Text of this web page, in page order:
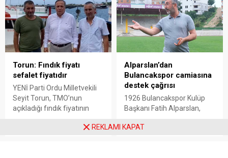
300 liraya ulaştığı bir
dönemde Ankara’ya 240
liralık fiyat teklifi
götürüldüğü iddiasını
gündeme getiren Sarı,
Giresun milletvekillerini açık
ve net bir cevap vermeye
çağırdı.
nitelendirdi. Artışın yıllık
enflasyonun altında kaldığını
belirten Şenyürek, kararın
üreticiyi değil tekelleri
koruduğunu savundu.
Torun: Fındık fiyatı
sefalet fiyatıdır
YENİ Parti Ordu Milletvekili
Seyit Torun, TMO’nun
açıkladığı fındık fiyatının
karşılamadığını söyledi.
Alparslan’dan
Bulancakspor camiasına
destek çağrısı
1926 Bulancakspor Kulüp
Başkanı Fatih Alparslan,
tesisleşmeden kurumsal
07.08.2026
REKLAMI KAPAT